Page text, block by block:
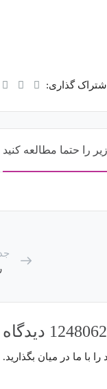
اشتراک گذاری:
را حتما مطالعه کنید
1248062 دیدگاه
با ما در میان بگذارید.